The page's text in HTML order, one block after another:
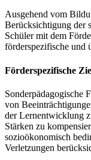
Ausgehend vom
Berücksichtigung der
Schüler mit dem
förderspezifische und
Förderspezifische
Sonderpädagogische
von
der Lernentwicklung
Stärken zu
sozioökonomisch
Verletzungen